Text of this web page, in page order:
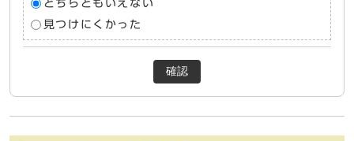
どちらともいえない
見つけにくかった
確認